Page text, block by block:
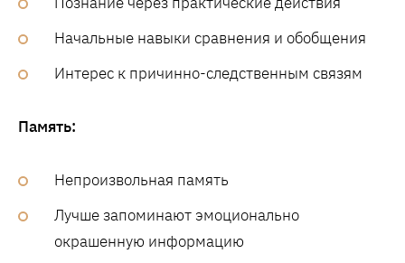
Начальные навыки сравнения и обобщения
Интерес к причинно-следственным связям
Память:
Непроизвольная память
Лучше запоминают эмоционально
окрашенную информацию